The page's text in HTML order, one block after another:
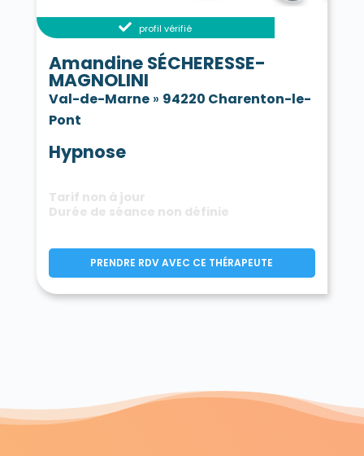
profil vérifié
Amandine SÉCHERESSE-
MAGNOLINI
Val-de-Marne» 94220 Charenton-le-
Pont
Hypnose
Tarif non à jour
Durée de séance non définie
PRENDRE RDV AVEC CE THÉRAPEUTE